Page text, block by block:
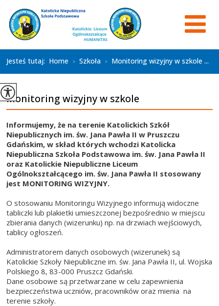
Jesteś tutaj: Home > Szkoła > Monitoring wizyjny w szkole ...
Monitoring wizyjny w szkole
Informujemy, że na terenie Katolickich Szkół
Niepublicznych im. św. Jana Pawła II w Pruszczu
Gdańskim, w skład których wchodzi Katolicka
Niepubliczna Szkoła Podstawowa im. św. Jana Pawła II
oraz Katolickie Niepubliczne Liceum
Ogólnokształcącego im. św. Jana Pawła II stosowany
jest MONITORING WIZYJNY.
O stosowaniu Monitoringu Wizyjnego informują widoczne
tabliczki lub plakietki umieszczonej bezpośrednio w miejscu
zbierania danych (wizerunku) np. na drzwiach wejściowych,
tablicy ogłoszeń.
Administratorem danych osobowych (wizerunek) są
Katolickie Szkoły Niepubliczne im. św. Jana Pawła II, ul. Wojska
Polskiego 8, 83-000 Pruszcz Gdański.
Dane osobowe są przetwarzane w celu zapewnienia
bezpieczeństwa uczniów, pracowników oraz mienia na
terenie szkoły.